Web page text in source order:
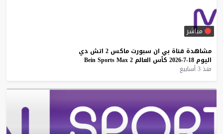
مباشر
مشاهدة قناة بي ان سبورت ماكس 2 اتش دي
اليوم 18-7-2026 كأس العالم Bein Sports Max 2
منذ 3 أسابيع